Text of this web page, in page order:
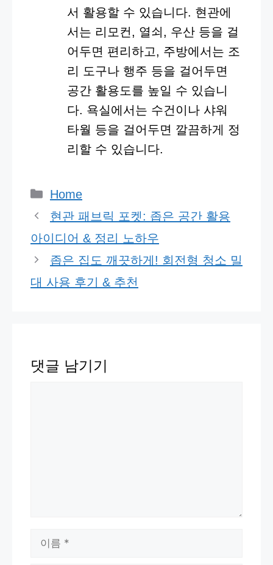
서 활용할 수 있습니다. 현관에
서는 리모컨, 열쇠, 우산 등을 걸
어두면 편리하고, 주방에서는 조
리 도구나 행주 등을 걸어두면
공간 활용도를 높일 수 있습니
다. 욕실에서는 수건이나 샤워
타월 등을 걸어두면 깔끔하게 정
리할 수 있습니다.
카
테
리
Home
현관 패브릭 포켓: 좁은 공간 활용
아이디어 & 정리 노하우
좁은 집도 깨끗하게! 회전형 청소 밀
대 사용 후기 & 추천
댓글 남기기
이